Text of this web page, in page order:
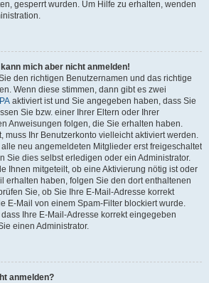
gesperrt wurden. Um Hilfe zu erhalten, wenden
mich aber nicht anmelden!
den richtigen Benutzernamen und das richtige
Wenn diese stimmen, dann gibt es zwei
aktiviert ist und Sie angegeben haben, dass Sie
Sie bzw. einer Ihrer Eltern oder Ihrer
Anweisungen folgen, die Sie erhalten haben.
muss Ihr Benutzerkonto vielleicht aktiviert werden.
neu angemeldeten Mitglieder erst freigeschaltet
Sie dies selbst erledigen oder ein Administrator.
Ihnen mitgeteilt, ob eine Aktivierung nötig ist oder
erhalten haben, folgen Sie den dort enthaltenen
Sie, ob Sie Ihre E-Mail-Adresse korrekt
E-Mail von einem Spam-Filter blockiert wurde.
Ihre E-Mail-Adresse korrekt eingegeben
einen Administrator.
anmelden?